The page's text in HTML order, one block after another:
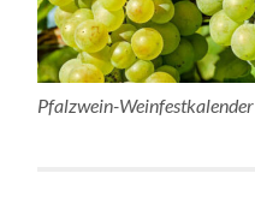
Pfalzwein-Weinfestkalender